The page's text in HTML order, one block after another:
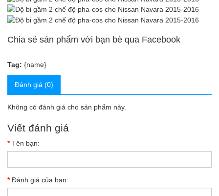
Chia sẻ sản phẩm với bạn bè qua Facebook
Tag: {name}
Đánh giá (0)
Không có đánh giá cho sản phẩm này.
Viết đánh giá
Tên bạn:
Đánh giá của bạn: